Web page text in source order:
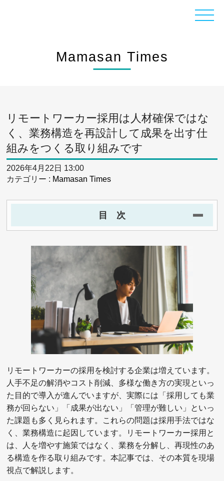
Mamasan Times
リモートワーカー採用は人材確保ではな
く、業務構造を再設計して成果を出す仕
組みをつくる取り組みです
2026年4月22日 13:00
カテゴリー : Mamasan Times
目 次
リモートワーカーの採用を検討する企業は増えています。
人手不足の解消やコスト削減、多様な働き方の実現といっ
た目的で導入が進んでいますが、実際には「採用しても業
務が回らない」「成果が出ない」「管理が難しい」といっ
た課題も多く見られます。これらの問題は採用手法ではな
く、業務構造に起因しています。リモートワーカー採用と
は、人を増やす施策ではなく、業務を分解し、再現性のあ
る構造を作る取り組みです。本記事では、その本質を現場
視点で解説します。